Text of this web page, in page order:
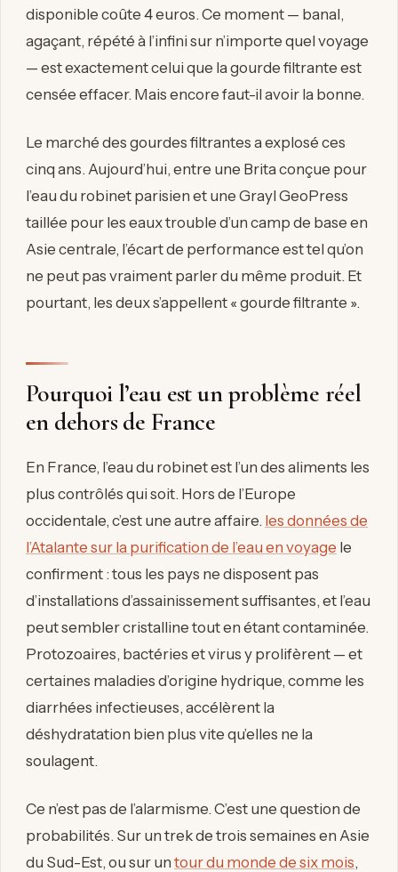
disponible coûte 4 euros. Ce moment — banal,
agaçant, répété à l’infini sur n’importe quel voyage
— est exactement celui que la gourde filtrante est
censée effacer. Mais encore faut-il avoir la bonne.
Le marché des gourdes filtrantes a explosé ces
cinq ans. Aujourd’hui, entre une Brita conçue pour
l’eau du robinet parisien et une Grayl GeoPress
taillée pour les eaux trouble d’un camp de base en
Asie centrale, l’écart de performance est tel qu’on
ne peut pas vraiment parler du même produit. Et
pourtant, les deux s’appellent « gourde filtrante ».
Pourquoi l’eau est un problème réel
en dehors de France
En France, l’eau du robinet est l’un des aliments les
plus contrôlés qui soit. Hors de l’Europe
occidentale, c’est une autre affaire. les données de
l’Atalante sur la purification de l’eau en voyage le
confirment : tous les pays ne disposent pas
d’installations d’assainissement suffisantes, et l’eau
peut sembler cristalline tout en étant contaminée.
Protozoaires, bactéries et virus y prolifèrent — et
certaines maladies d’origine hydrique, comme les
diarrhées infectieuses, accélèrent la
déshydratation bien plus vite qu’elles ne la
soulagent.
Ce n’est pas de l’alarmisme. C’est une question de
probabilités. Sur un trek de trois semaines en Asie
du Sud-Est, ou sur un tour du monde de six mois,